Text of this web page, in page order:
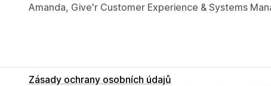
Amanda, Give'r Customer Experience & Systems
Zásady ochrany osobních údajů